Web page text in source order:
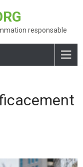
responsable